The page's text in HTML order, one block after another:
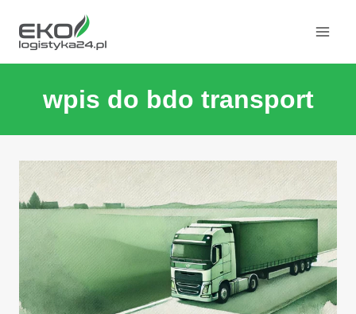
treści
wpis do bdo transport